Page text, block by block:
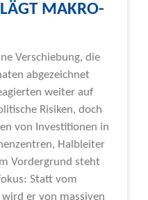
MAKRO-
Verschiebung, die
abgezeichnet
weiter auf
Risiken, doch
von Investitionen in
Halbleiter
Vordergrund steht
Statt vom
er von massiven